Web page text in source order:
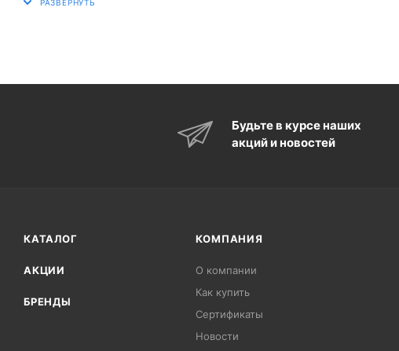
Будьте в курсе наших
акций и новостей
КАТАЛОГ
АКЦИИ
БРЕНДЫ
КОМПАНИЯ
О компании
Как купить
Сертификаты
Новости